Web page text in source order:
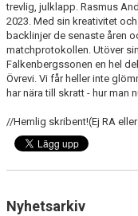
trevlig, julklapp. Rasmus
2023. Med sin kreativitet
backlinjer de senaste åren
matchprotokollen. Utöver
Falkenbergssonen en hel
Övrevi. Vi får heller inte
har nära till skratt - hur man
//Hemlig skribent!(Ej RA
Nyhetsarkiv